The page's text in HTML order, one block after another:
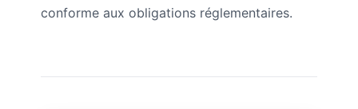
conforme aux obligations réglementaires.